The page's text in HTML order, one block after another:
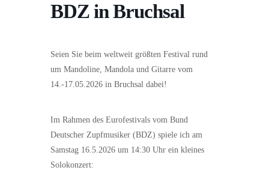
BDZ in Bruchsal
Seien Sie beim weltweit größten Festival rund
um Mandoline, Mandola und Gitarre vom
14.-17.05.2026 in Bruchsal dabei!
Im Rahmen des Eurofestivals vom Bund
Deutscher Zupfmusiker (BDZ) spiele ich am
Samstag 16.5.2026 um 14:30 Uhr ein kleines
Solokonzert: